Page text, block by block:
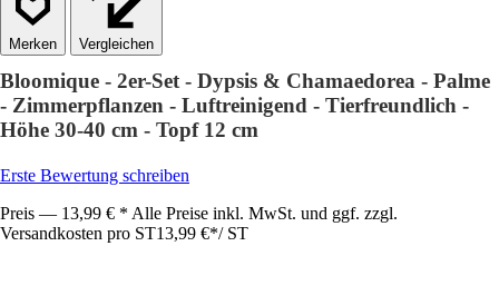
Vergleichen
Bloomique - 2er-Set - Dypsis & Chamaedorea - Palme
- Zimmerpflanzen - Luftreinigend - Tierfreundlich -
Höhe 30-40 cm - Topf 12 cm
Erste Bewertung schreiben
Preis — 13,99 € * Alle Preise inkl. MwSt. und ggf. zzgl.
Versandkosten pro ST13,99 €*/ ST